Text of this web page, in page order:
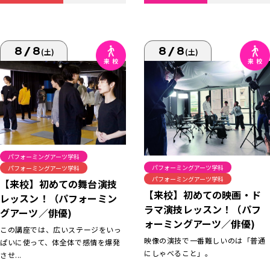
8/8(土)
パフォーミングアーツ学科
パフォーミングアーツ学科
【来校】初めての舞台演技
レッスン！（パフォーミン
グアーツ／俳優)
この講座では、広いステージをいっ
ぱいに使って、体全体で感情を爆発
させ...
8/8(土)
パフォーミングアーツ学科
パフォーミングアーツ学科
【来校】初めての映画・ド
ラマ演技レッスン！（パフ
ォーミングアーツ／俳優)
映像の演技で一番難しいのは「普通
にしゃべること」。